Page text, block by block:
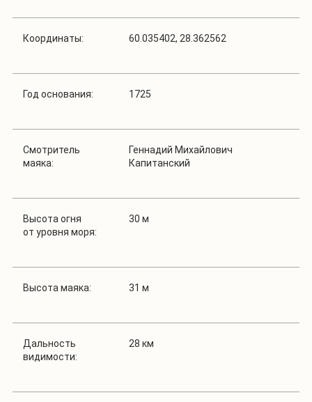
Координаты: 60.035402, 28.362562
Год основания: 1725
Смотритель
маяка:
Геннадий Михайлович
Капитанский
Высота огня
от уровня моря:
30 м
Высота маяка: 31 м
Дальность
видимости:
28 км